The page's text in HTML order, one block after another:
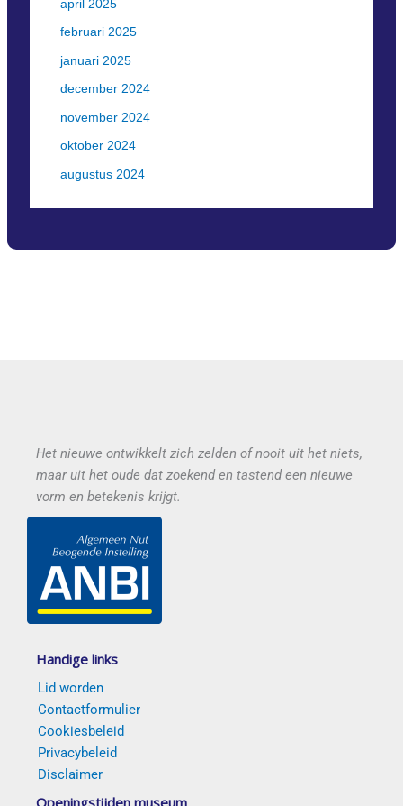
april 2025
februari 2025
januari 2025
december 2024
november 2024
oktober 2024
augustus 2024
Het nieuwe ontwikkelt zich zelden of nooit uit het niets,
maar uit het oude dat zoekend en tastend een nieuwe
vorm en betekenis krijgt.
Handige links
Lid worden
Contactformulier
Cookiesbeleid
Privacybeleid
Disclaimer
Openingstijden museum